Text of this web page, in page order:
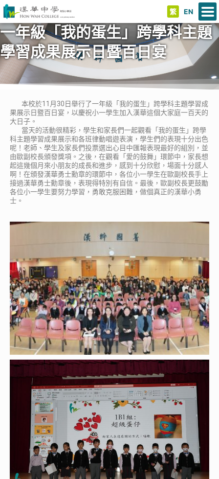
繁 EN
一年級「我的蛋生」跨學科主題
學習成果展示日暨百日宴
本校於11月30日舉行了一年級「我的蛋生」跨學科主題學習成
果展示日暨百日宴，以慶祝小一學生加入漢華這個大家庭一百天的
大日子。
當天的活動很精彩，學生和家長們一起觀看「我的蛋生」跨學
科主題學習成果展示和各班律動唱遊表演，學生們的表現十分出色
呢！老師、學生及家長們投票選出心目中匯報表現最好的組別，並
由歐副校長頒發獎項。之後，在觀看「愛的鼓舞」環節中，家長想
起這幾個月來小朋友的成長和進步，感到十分欣慰，場面十分感人
啊！在頒發漢華勇士勳章的環節中，各位小一學生在歐副校長手上
接過漢華勇士勳章後，表現得特別有自信。最後，歐副校長更鼓勵
各位小一學生要努力學習，勇敢克服困難，做個真正的漢華小勇
士。